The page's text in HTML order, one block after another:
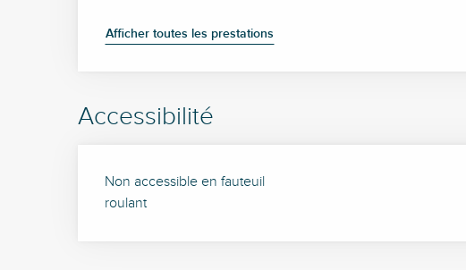
Afficher toutes les prestations
Accessibilité
Non accessible en fauteuil
roulant